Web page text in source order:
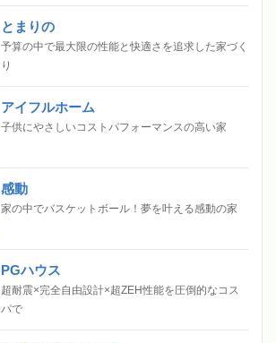
とまりの
予算の中で最大限の性能と快適さを追求した家づく
り
アイフルホーム
子供にやさしいコストパフォーマンスの高い家
感動
家の中でバスケットボール！夢を叶える感動の家
PGハウス
超耐震×完全自由設計×超ZEH性能を圧倒的なコス
パで